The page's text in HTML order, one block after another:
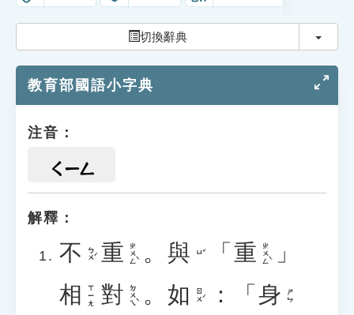
貓頭鷹博士
切換辭典 切換
教育部國語小字典
注音：
ㄑㄧㄥ
解釋：
不 ㄅㄨˊ 重 ㄓㄨㄥˋ 。 與 ㄩˇ 「 重 ㄓㄨㄥˋ
」
相 ㄒㄧㄤ 對 ㄉㄨㄟˋ 。 如 ㄖㄨˊ ：「 身 ㄕㄣ